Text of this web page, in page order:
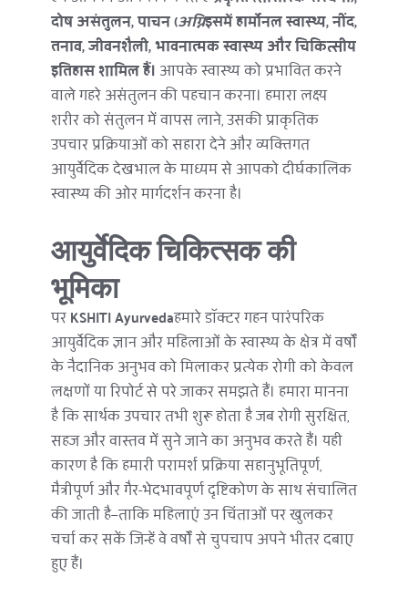
दोष असंतुलन, पाचन (अग्निइसमें हार्मोनल स्वास्थ्य, नींद,
तनाव, जीवनशैली, भावनात्मक स्वास्थ्य और चिकित्सीय
इतिहास शामिल हैं। आपके स्वास्थ्य को प्रभावित करने
वाले गहरे असंतुलन की पहचान करना। हमारा लक्ष्य
शरीर को संतुलन में वापस लाने, उसकी प्राकृतिक
उपचार प्रक्रियाओं को सहारा देने और व्यक्तिगत
आयुर्वेदिक देखभाल के माध्यम से आपको दीर्घकालिक
स्वास्थ्य की ओर मार्गदर्शन करना है।
आयुर्वेदिक चिकित्सक की
भूमिका
पर KSHITI Ayurvedaहमारे डॉक्टर गहन पारंपरिक
आयुर्वेदिक ज्ञान और महिलाओं के स्वास्थ्य के क्षेत्र में वर्षों
के नैदानिक अनुभव को मिलाकर प्रत्येक रोगी को केवल
लक्षणों या रिपोर्ट से परे जाकर समझते हैं। हमारा मानना
है कि सार्थक उपचार तभी शुरू होता है जब रोगी सुरक्षित,
सहज और वास्तव में सुने जाने का अनुभव करते हैं। यही
कारण है कि हमारी परामर्श प्रक्रिया सहानुभूतिपूर्ण,
मैत्रीपूर्ण और गैर-भेदभावपूर्ण दृष्टिकोण के साथ संचालित
की जाती है—ताकि महिलाएं उन चिंताओं पर खुलकर
चर्चा कर सकें जिन्हें वे वर्षों से चुपचाप अपने भीतर दबाए
हुए हैं।